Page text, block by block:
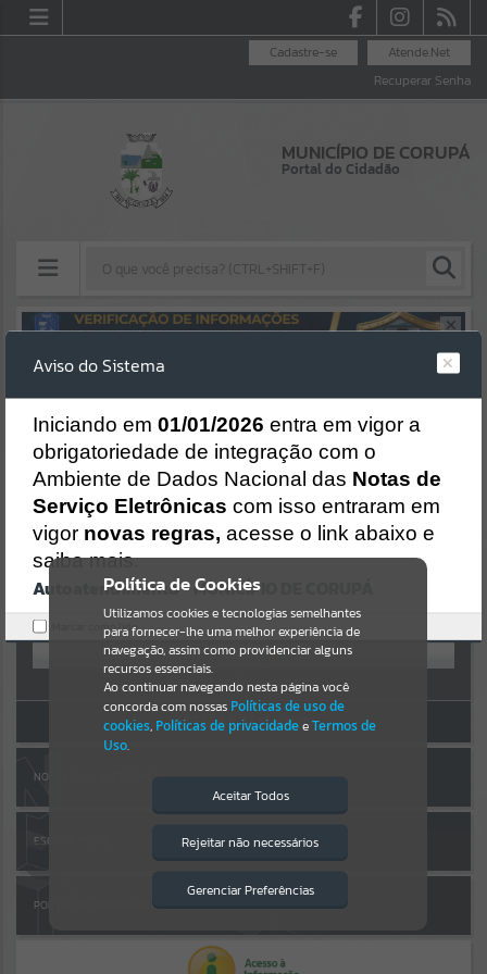
Atende.Net
Cadastre-se
Recuperar Senha
MUNICÍPIO DE CORUPÁ
Portal do Cidadão
Resultados para""
Portais
Por favor, aguarde...
NOTÍCIAS
Por favor, aguarde...
Por favor, aguarde...
SERVIÇOS
PÁGINAS
AUTOATENDIMENTO
OU
Cadastre-se|Recuperar Senha
ACESSAR SEM LOGIN
NOTA FISCAL ELETRÔNICA
ESCRITA FISCAL
PORTAL DA TRANSPARÊNCIA
Política de Cookies
Utilizamos cookies e tecnologias semelhantes
para fornecer-lhe uma melhor experiência de
navegação, assim como providenciar alguns
recursos essenciais.
Ao continuar navegando nesta página você
concorda com nossas Políticas de uso de
cookies, Políticas de privacidadeeTermos de
Uso.
Aceitar Todos
Rejeitar não necessários
Gerenciar Preferências
Isto significa que diversos recursos
providenciados poderão não estar
Aviso do Sistema
Iniciando em 01/01/2026 entra em vigor a
obrigatoriedade de integração com o
Ambiente de Dados Nacional das Notas de
Serviço Eletrônicas com isso entraram em
vigor novas regras, acesse o link abaixo e
saiba mais.
Autoatendimento - MUNICÍPIO DE CORUPÁ
Marcar como lido.
Erro
SISTEMA
Gerenciamento do Sistema
CÓDIGO DA MENSAGEM:EST-000040
Ocorreu um erro de script:
Uncaught SyntaxError: Unexpected token '('
https://corupa.atende.net/https:/corupa.atende.net/cidadao/pagina/
0012024-lista-e-presenca-
06112024/static/bundle/wpo_index_2_base_l2_portal_editores_syn
c_dd63a725aa1a3e42e62571aa199b67e2.js?v=816ac05d:47
Verificar Mais Detalhes
OK